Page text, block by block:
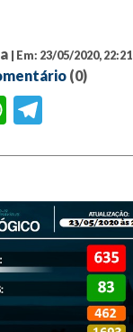
| Em: 23/05/2020, 22:21
(0)
WhatsApp